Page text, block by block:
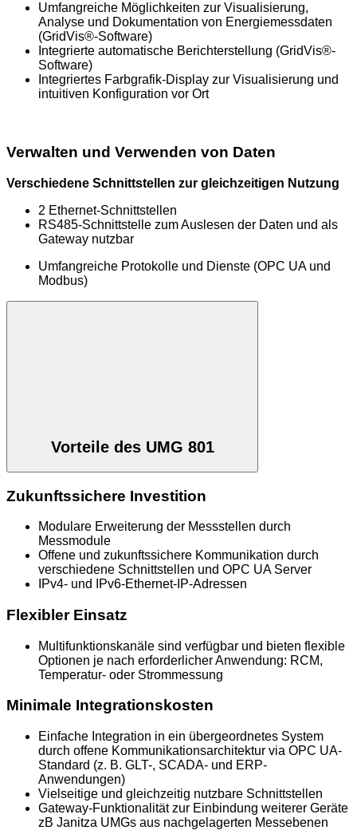
Umfangreiche Möglichkeiten zur Visualisierung,
Analyse und Dokumentation von Energiemessdaten
(GridVis®-Software)
Integrierte automatische Berichterstellung (GridVis®-
Software)
Integriertes Farbgrafik-Display zur Visualisierung und
intuitiven Konfiguration vor Ort
Verwalten und Verwenden von Daten
Verschiedene Schnittstellen zur gleichzeitigen Nutzung
2 Ethernet-Schnittstellen
RS485-Schnittstelle zum Auslesen der Daten und als
Gateway nutzbar
Umfangreiche Protokolle und Dienste (OPC UA und
Modbus)
Vorteile des UMG 801
Zukunftssichere Investition
Modulare Erweiterung der Messstellen durch
Messmodule
Offene und zukunftssichere Kommunikation durch
verschiedene Schnittstellen und OPC UA Server
IPv4- und IPv6-Ethernet-IP-Adressen
Flexibler Einsatz
Multifunktionskanäle sind verfügbar und bieten flexible
Optionen je nach erforderlicher Anwendung: RCM,
Temperatur- oder Strommessung
Minimale Integrationskosten
Einfache Integration in ein übergeordnetes System
durch offene Kommunikationsarchitektur via OPC UA-
Standard (z. B. GLT-, SCADA- und ERP-
Anwendungen)
Vielseitige und gleichzeitig nutzbare Schnittstellen
Gateway-Funktionalität zur Einbindung weiterer Geräte
zB Janitza UMGs aus nachgelagerten Messebenen